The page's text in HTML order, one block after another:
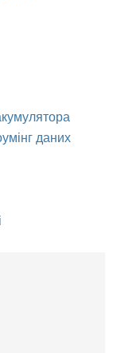
даних